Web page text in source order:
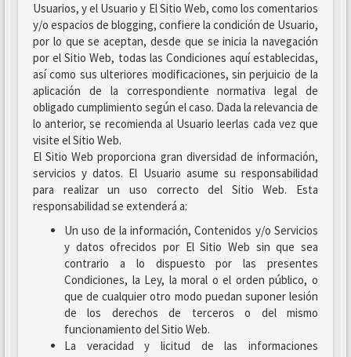
Usuarios, y el Usuario y El Sitio Web, como los comentarios
y/o espacios de blogging, confiere la condición de Usuario,
por lo que se aceptan, desde que se inicia la navegación
por el Sitio Web, todas las Condiciones aquí establecidas,
así como sus ulteriores modificaciones, sin perjuicio de la
aplicación de la correspondiente normativa legal de
obligado cumplimiento según el caso. Dada la relevancia de
lo anterior, se recomienda al Usuario leerlas cada vez que
visite el Sitio Web.
El Sitio Web proporciona gran diversidad de información,
servicios y datos. El Usuario asume su responsabilidad
para realizar un uso correcto del Sitio Web. Esta
responsabilidad se extenderá a:
Un uso de la información, Contenidos y/o Servicios
y datos ofrecidos por El Sitio Web sin que sea
contrario a lo dispuesto por las presentes
Condiciones, la Ley, la moral o el orden público, o
que de cualquier otro modo puedan suponer lesión
de los derechos de terceros o del mismo
funcionamiento del Sitio Web.
La veracidad y licitud de las informaciones